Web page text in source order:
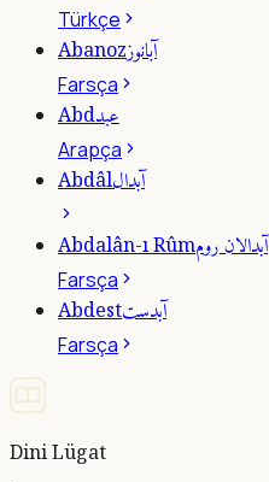
Türkçe
Abanozآبانوز
Farsça
Abdعبد
Arapça
Abdâlآبدال
Abdalân-ı Rûmآبدالان روم
Farsça
Abdestآبدست
Farsça
Dini Lügat